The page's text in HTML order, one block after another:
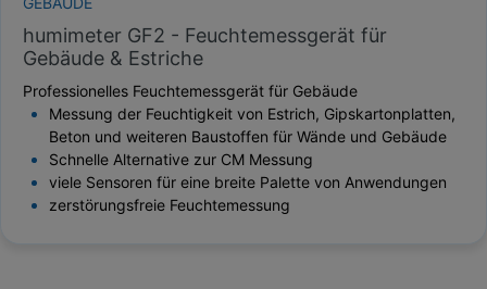
humimeter GF2 - Feuchtemessgerät für
Gebäude & Estriche
Professionelles Feuchtemessgerät für Gebäude
Messung der Feuchtigkeit von Estrich, Gipskartonplatten,
Beton und weiteren Baustoffen für Wände und Gebäude
Schnelle Alternative zur CM Messung
viele Sensoren für eine breite Palette von Anwendungen
zerstörungsfreie Feuchtemessung